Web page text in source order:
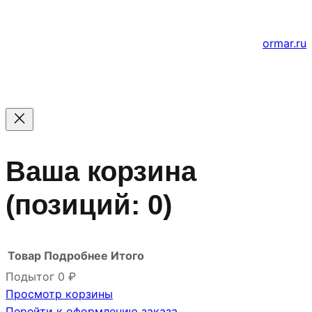
ormar.ru
Ваша корзина
(позиций: 0)
Товары
Товар Подробнее Итого
Подытог 0 ₽
Просмотр корзины